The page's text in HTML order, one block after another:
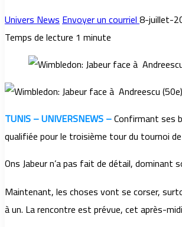
Univers NewsEnvoyer un courriel8-juillet-
Temps de lecture 1 minute
TUNIS – UNIVERSNEWS –Confirmant ses
qualifiée pour le troisième tour du tournoi
Ons Jabeur n’a pas fait de détail, dominant
Maintenant, les choses vont se corser,
à un. La rencontre est prévue, cet après-